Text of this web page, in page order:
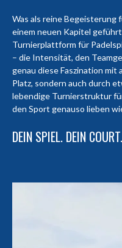
Was als reine Begeisterung
einem neuen Kapitel
Turnierplattform für
– die Intensität, den
genau diese Faszination mit
Platz, sondern auch durch
lebendige Turnierstruktur
den Sport genauso lieben
DEIN SPIEL. DEIN